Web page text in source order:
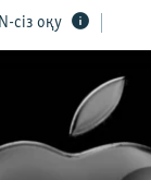
сіз оқу